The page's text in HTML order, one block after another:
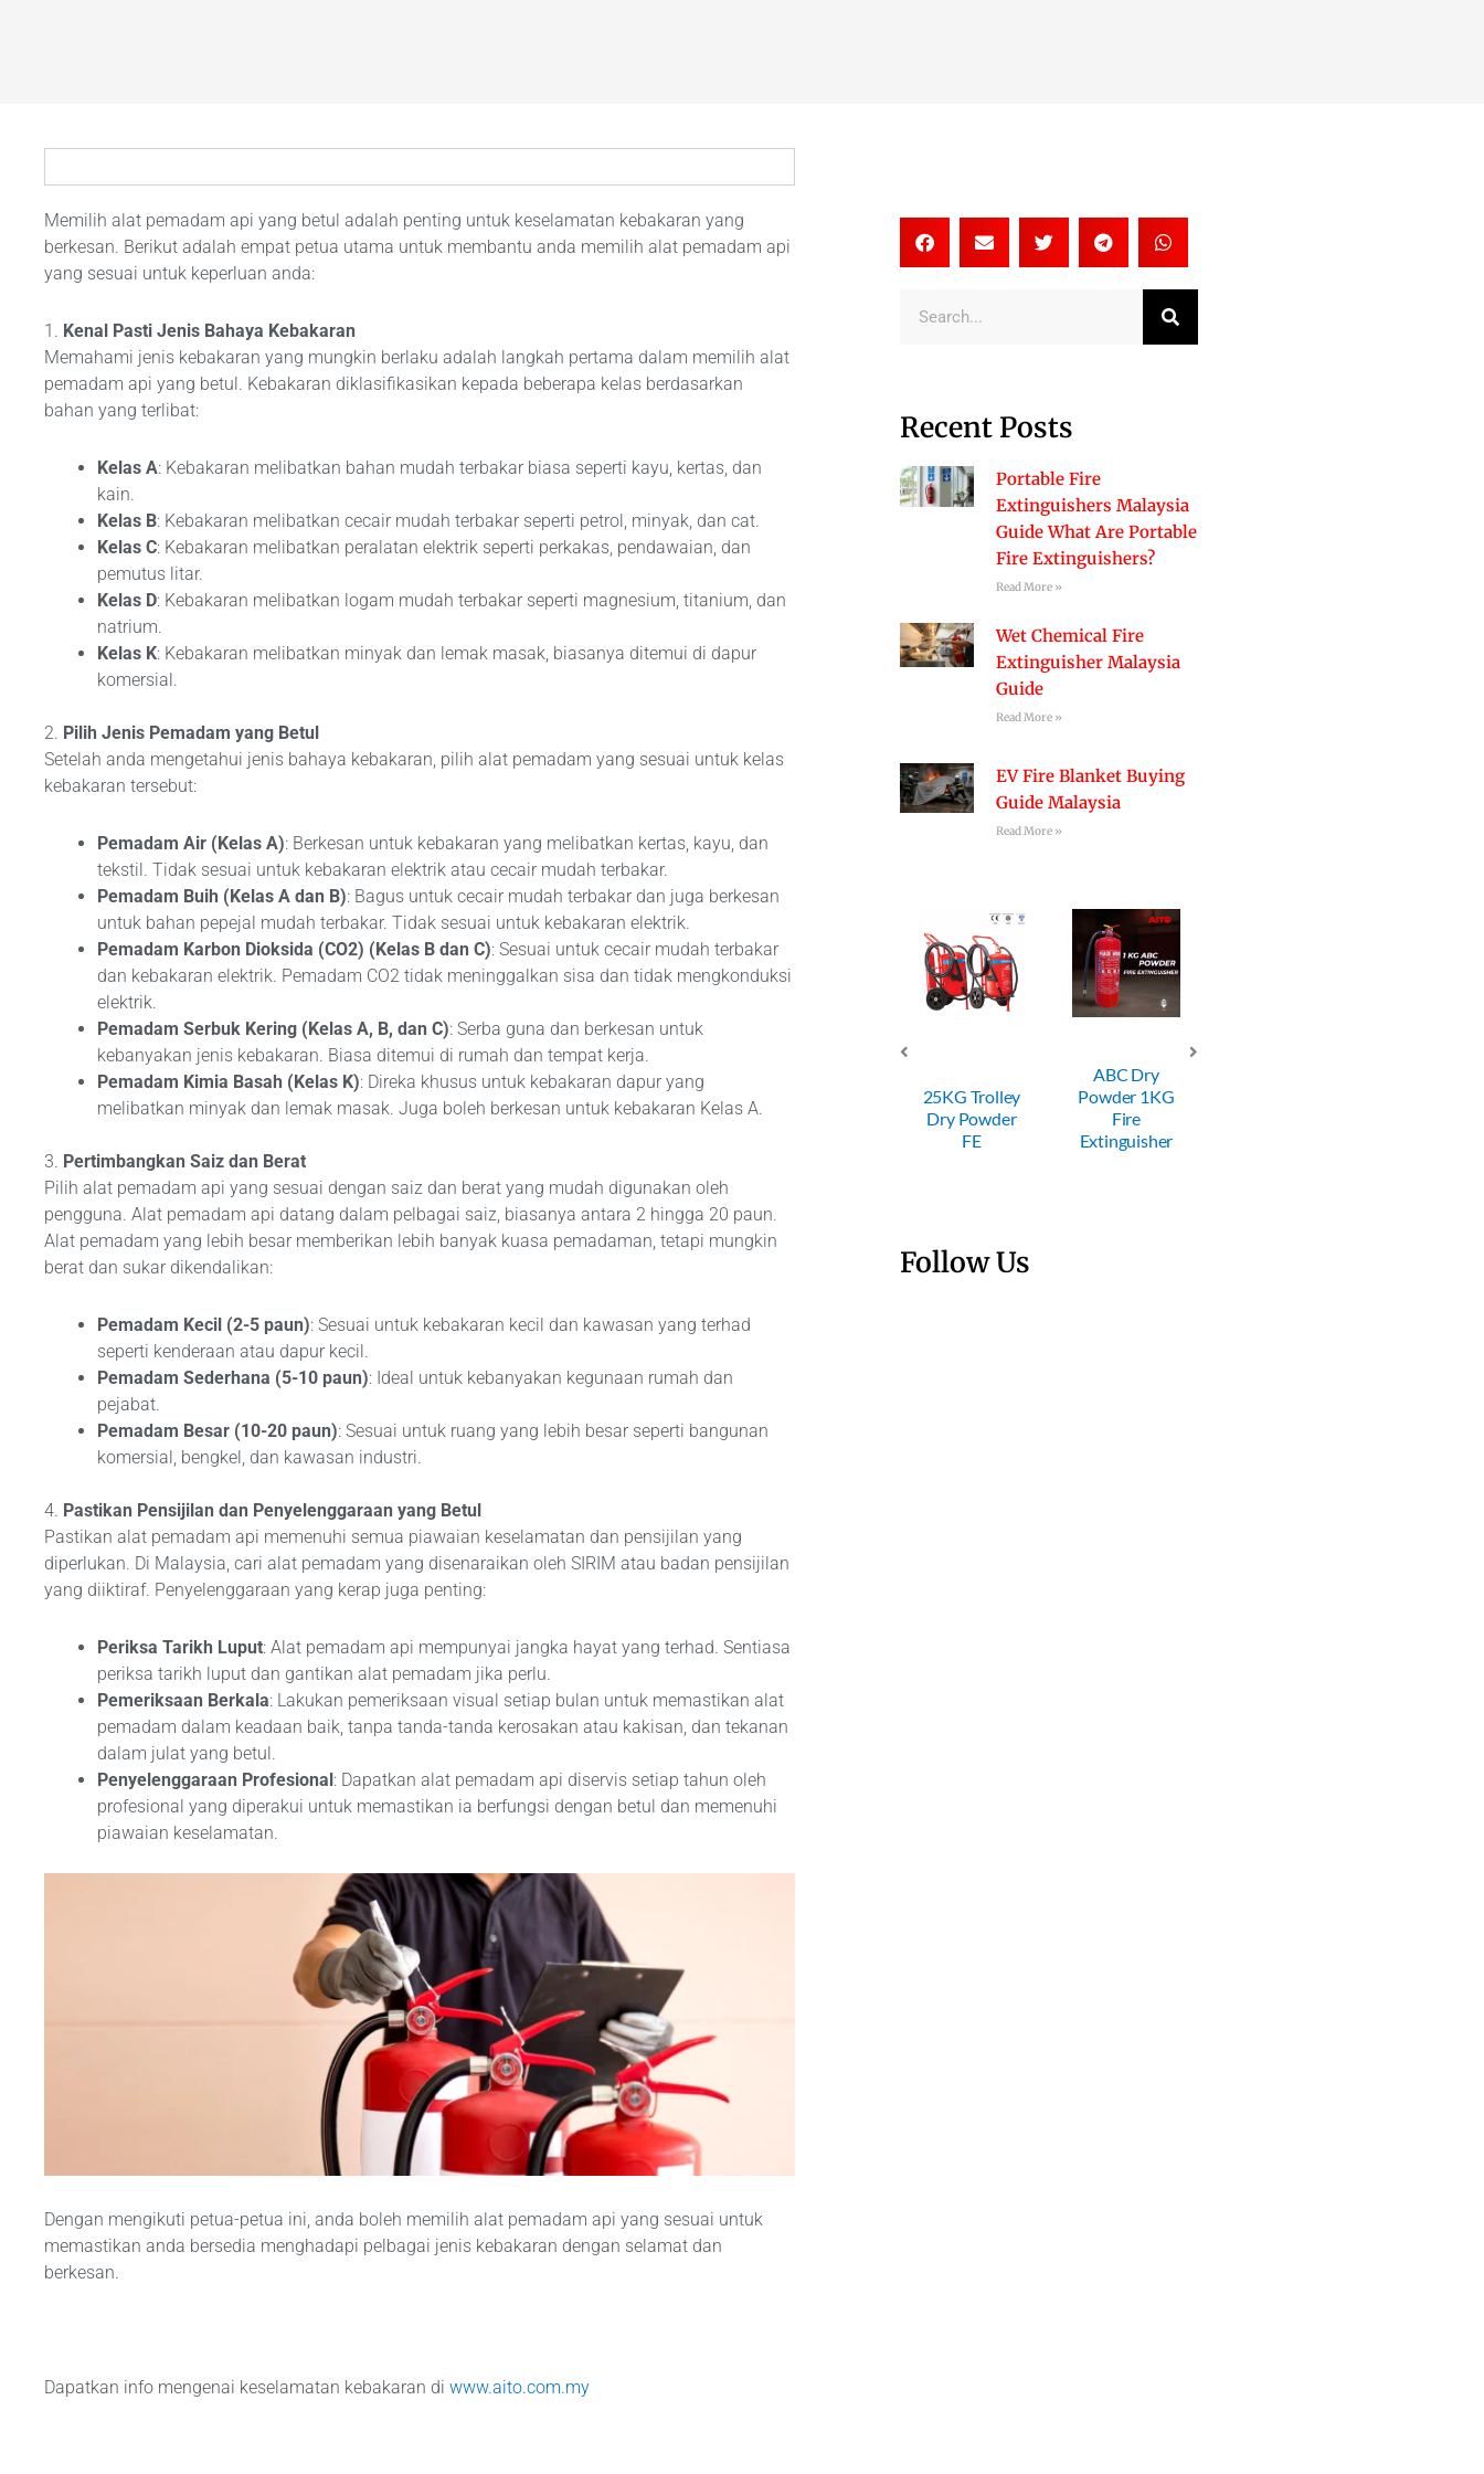
Memilih alat pemadam api yang betul adalah penting untuk keselamatan kebakaran yang
berkesan. Berikut adalah empat petua utama untuk membantu anda memilih alat pemadam api
yang sesuai untuk keperluan anda:
1. Kenal Pasti Jenis Bahaya Kebakaran
Memahami jenis kebakaran yang mungkin berlaku adalah langkah pertama dalam memilih alat
pemadam api yang betul. Kebakaran diklasifikasikan kepada beberapa kelas berdasarkan
bahan yang terlibat:
Kelas A: Kebakaran melibatkan bahan mudah terbakar biasa seperti kayu, kertas, dan
kain.
Kelas B: Kebakaran melibatkan cecair mudah terbakar seperti petrol, minyak, dan cat.
Kelas C: Kebakaran melibatkan peralatan elektrik seperti perkakas, pendawaian, dan
pemutus litar.
Kelas D: Kebakaran melibatkan logam mudah terbakar seperti magnesium, titanium, dan
natrium.
Kelas K: Kebakaran melibatkan minyak dan lemak masak, biasanya ditemui di dapur
komersial.
2. Pilih Jenis Pemadam yang Betul
Setelah anda mengetahui jenis bahaya kebakaran, pilih alat pemadam yang sesuai untuk kelas
kebakaran tersebut:
Pemadam Air (Kelas A): Berkesan untuk kebakaran yang melibatkan kertas, kayu, dan
tekstil. Tidak sesuai untuk kebakaran elektrik atau cecair mudah terbakar.
Pemadam Buih (Kelas A dan B): Bagus untuk cecair mudah terbakar dan juga berkesan
untuk bahan pepejal mudah terbakar. Tidak sesuai untuk kebakaran elektrik.
Pemadam Karbon Dioksida (CO2) (Kelas B dan C): Sesuai untuk cecair mudah terbakar
dan kebakaran elektrik. Pemadam CO2 tidak meninggalkan sisa dan tidak mengkonduksi
elektrik.
Pemadam Serbuk Kering (Kelas A, B, dan C): Serba guna dan berkesan untuk
kebanyakan jenis kebakaran. Biasa ditemui di rumah dan tempat kerja.
Pemadam Kimia Basah (Kelas K): Direka khusus untuk kebakaran dapur yang
melibatkan minyak dan lemak masak. Juga boleh berkesan untuk kebakaran Kelas A.
3. Pertimbangkan Saiz dan Berat
Pilih alat pemadam api yang sesuai dengan saiz dan berat yang mudah digunakan oleh
pengguna. Alat pemadam api datang dalam pelbagai saiz, biasanya antara 2 hingga 20 paun.
Alat pemadam yang lebih besar memberikan lebih banyak kuasa pemadaman, tetapi mungkin
berat dan sukar dikendalikan:
Pemadam Kecil (2-5 paun): Sesuai untuk kebakaran kecil dan kawasan yang terhad
seperti kenderaan atau dapur kecil.
Pemadam Sederhana (5-10 paun): Ideal untuk kebanyakan kegunaan rumah dan
pejabat.
Pemadam Besar (10-20 paun): Sesuai untuk ruang yang lebih besar seperti bangunan
komersial, bengkel, dan kawasan industri.
4. Pastikan Pensijilan dan Penyelenggaraan yang Betul
Pastikan alat pemadam api memenuhi semua piawaian keselamatan dan pensijilan yang
diperlukan. Di Malaysia, cari alat pemadam yang disenaraikan oleh SIRIM atau badan pensijilan
yang diiktiraf. Penyelenggaraan yang kerap juga penting:
Periksa Tarikh Luput: Alat pemadam api mempunyai jangka hayat yang terhad. Sentiasa
periksa tarikh luput dan gantikan alat pemadam jika perlu.
Pemeriksaan Berkala: Lakukan pemeriksaan visual setiap bulan untuk memastikan alat
pemadam dalam keadaan baik, tanpa tanda-tanda kerosakan atau kakisan, dan tekanan
dalam julat yang betul.
Penyelenggaraan Profesional: Dapatkan alat pemadam api diservis setiap tahun oleh
profesional yang diperakui untuk memastikan ia berfungsi dengan betul dan memenuhi
piawaian keselamatan.
Dengan mengikuti petua-petua ini, anda boleh memilih alat pemadam api yang sesuai untuk
memastikan anda bersedia menghadapi pelbagai jenis kebakaran dengan selamat dan
berkesan.
Dapatkan info mengenai keselamatan kebakaran di www.aito.com.my
Search
Recent Posts
Portable Fire
Extinguishers Malaysia
Guide What Are Portable
Fire Extinguishers?
Read More »
Wet Chemical Fire
Extinguisher Malaysia
Guide
Read More »
EV Fire Blanket Buying
Guide Malaysia
Read More »
SRI 4KG ABC
Dry Powder
Fire
SRI 50KG
Trolley Dry
25KG Trolley
Dry Powder
ABC Dry
Powder 1KG
Extinguisher
Follow Us